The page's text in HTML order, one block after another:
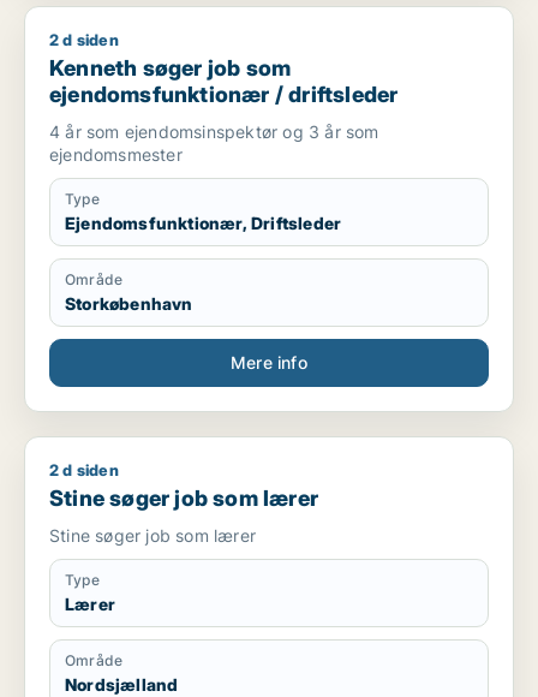
Kenneth søger job som ejendomsfunktionær / driftsleder
2 d siden
Kenneth søger job som
ejendomsfunktionær / driftsleder
4 år som ejendomsinspektør og 3 år som
ejendomsmester
Type
Ejendomsfunktionær, Driftsleder
Område
Storkøbenhavn
Mere info
Stine søger job som lærer
2 d siden
Stine søger job som lærer
Stine søger job som lærer
Type
Lærer
Område
Nordsjælland